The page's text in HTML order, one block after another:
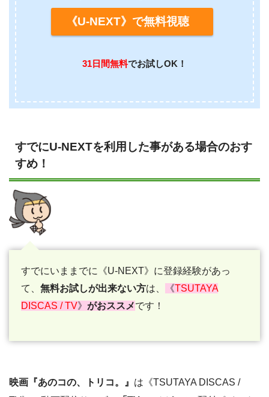
《U-NEXT》で無料視聴
31日間無料でお試しOK！
すでにU-NEXTを利用した事がある場合のおす
すめ！
すでにいままでに《U-NEXT》に登録経験があっ
て、 無料お試しが出来ない方は、 《TSUTAYA
DISCAS / TV》 がおススメです！
映画『あのコの、トリコ。』 は《TSUTAYA DISCAS /